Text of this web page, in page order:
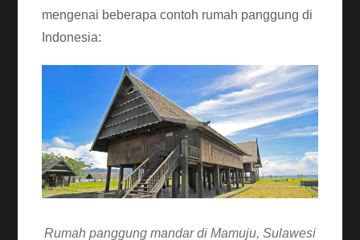
mengenai beberapa contoh rumah panggung di
Indonesia:
Rumah panggung mandar di Mamuju, Sulawesi